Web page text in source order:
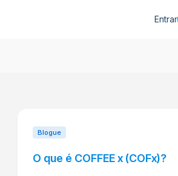
Entrar
Blogue
O que é COFFEE x (COFx)?